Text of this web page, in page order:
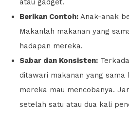
atau gadget.
Berikan Contoh: Anak-anak
Makanlah makanan yang
hadapan mereka.
Sabar dan Konsisten:
ditawari makanan yang
mereka mau mencobanya.
setelah satu atau dua kali